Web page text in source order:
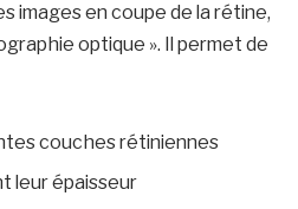
images en coupe de la rétine,
optique ». Il permet de
couches rétiniennes
leur épaisseur